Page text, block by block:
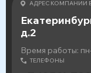
АДРЕС КОМПАНИИ
д.2
Время работы:
ТЕЛЕФОНЫ